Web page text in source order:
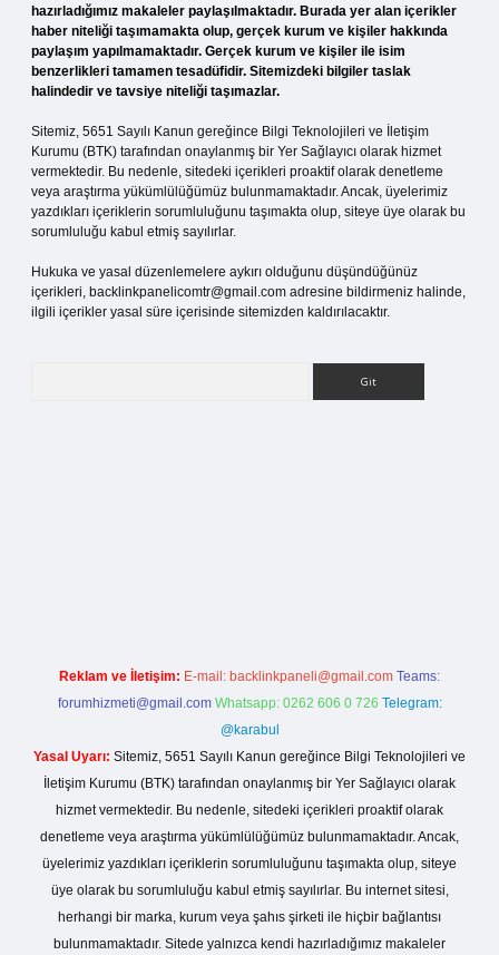
hazırladığımız makaleler paylaşılmaktadır. Burada yer alan içerikler
haber niteliği taşımamakta olup, gerçek kurum ve kişiler hakkında
paylaşım yapılmamaktadır. Gerçek kurum ve kişiler ile isim
benzerlikleri tamamen tesadüfidir. Sitemizdeki bilgiler taslak
halindedir ve tavsiye niteliği taşımazlar.
Sitemiz, 5651 Sayılı Kanun gereğince Bilgi Teknolojileri ve İletişim
Kurumu (BTK) tarafından onaylanmış bir Yer Sağlayıcı olarak hizmet
vermektedir. Bu nedenle, sitedeki içerikleri proaktif olarak denetleme
veya araştırma yükümlülüğümüz bulunmamaktadır. Ancak, üyelerimiz
yazdıkları içeriklerin sorumluluğunu taşımakta olup, siteye üye olarak bu
sorumluluğu kabul etmiş sayılırlar.
Hukuka ve yasal düzenlemelere aykırı olduğunu düşündüğünüz
içerikleri, backlinkpanelicomtr@gmail.com adresine bildirmeniz halinde,
ilgili içerikler yasal süre içerisinde sitemizden kaldırılacaktır.
Reklam ve İletişim: E-mail: backlinkpaneli@gmail.com Teams:
forumhizmeti@gmail.com Whatsapp: 0262 606 0 726 Telegram:
@karabul
Yasal Uyarı: Sitemiz, 5651 Sayılı Kanun gereğince Bilgi Teknolojileri ve
İletişim Kurumu (BTK) tarafından onaylanmış bir Yer Sağlayıcı olarak
hizmet vermektedir. Bu nedenle, sitedeki içerikleri proaktif olarak
denetleme veya araştırma yükümlülüğümüz bulunmamaktadır. Ancak,
üyelerimiz yazdıkları içeriklerin sorumluluğunu taşımakta olup, siteye
üye olarak bu sorumluluğu kabul etmiş sayılırlar. Bu internet sitesi,
herhangi bir marka, kurum veya şahıs şirketi ile hiçbir bağlantısı
bulunmamaktadır. Sitede yalnızca kendi hazırladığımız makaleler